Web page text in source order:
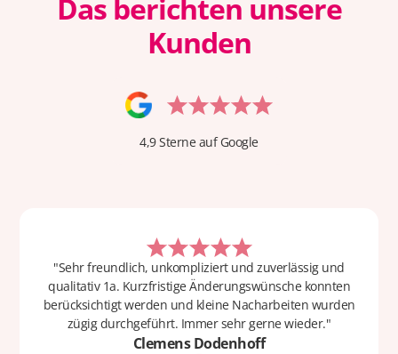
Das berichten unsere
Kunden
4,9 Sterne auf Google
"Sehr freundlich, unkompliziert und zuverlässig und
qualitativ 1a. Kurzfristige Änderungswünsche konnten
berücksichtigt werden und kleine Nacharbeiten wurden
zügig durchgeführt. Immer sehr gerne wieder."
Clemens Dodenhoff